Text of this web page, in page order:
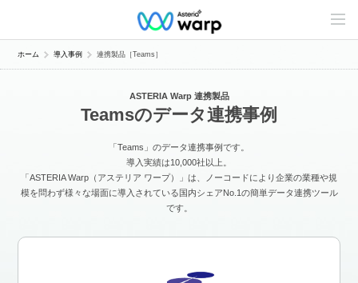
C
n
e
ホーム 導入事例 連携製品［Teams］
ASTERIA Warp 連携製品
Teamsのデータ連携事例
「Teams」のデータ連携事例です。
導入実績は10,000社以上。
「ASTERIA Warp（アステリア ワープ）」は、ノーコードにより企業の業種や規
模を問わず様々な場面に導入されている国内シェアNo.1の簡単データ連携ツール
です。